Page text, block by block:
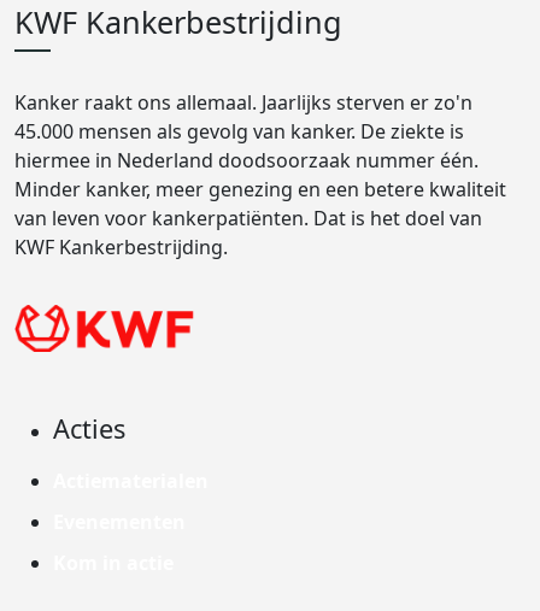
KWF Kankerbestrijding
Kanker raakt ons allemaal. Jaarlijks sterven er zo'n
45.000 mensen als gevolg van kanker. De ziekte is
hiermee in Nederland doodsoorzaak nummer één.
Minder kanker, meer genezing en een betere kwaliteit
van leven voor kankerpatiënten. Dat is het doel van
KWF Kankerbestrijding.
Acties